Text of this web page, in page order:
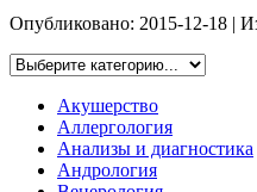
Опубликовано: 2015-12-18 |
Акушерство
Аллергология
Анализы и диагностика
Андрология